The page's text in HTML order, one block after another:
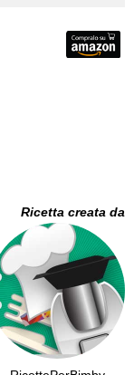
Ricetta creata da